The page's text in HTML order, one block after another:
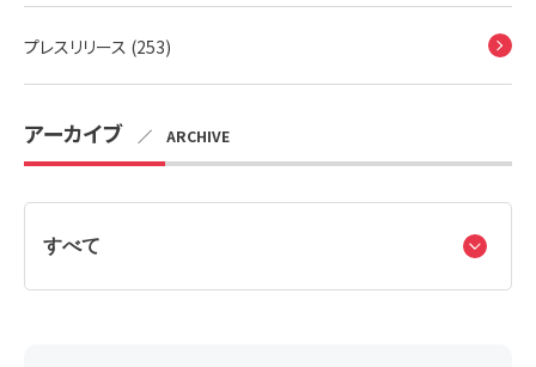
プレスリリース (253)
アーカイブ ／ ARCHIVE